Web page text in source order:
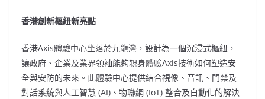
香港創新樞紐新亮點
香港Axis體驗中心坐落於九龍灣，設計為一個沉浸式樞紐，
讓政府、企業及業界領袖能夠親身體驗Axis技術如何塑造安
全與安防的未來。此體驗中心提供結合視像、音訊、門禁及
對話系統與人工智慧 (AI)、物聯網 (IoT) 整合及自動化的解決